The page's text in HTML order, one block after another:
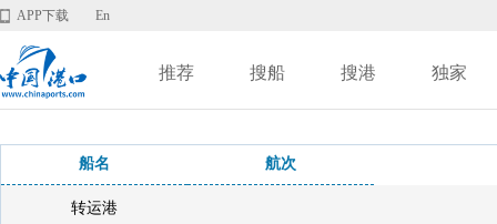
APP下载 En
推荐 搜船 搜港 独家
船名 航次
转运港